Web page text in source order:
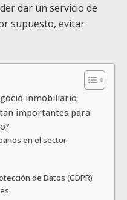
dar un servicio de
supuesto, evitar
inmobiliario
importantes para
en el sector
de Datos (GDPR)